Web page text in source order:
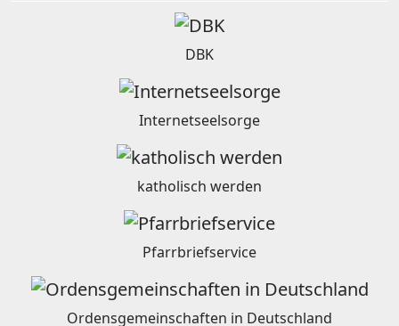
DBK
Internetseelsorge
katholisch werden
Pfarrbriefservice
Ordensgemeinschaften in Deutschland